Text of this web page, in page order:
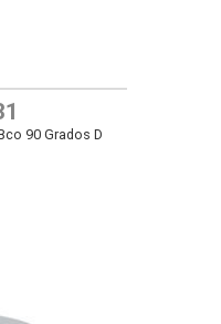
90 Grados D